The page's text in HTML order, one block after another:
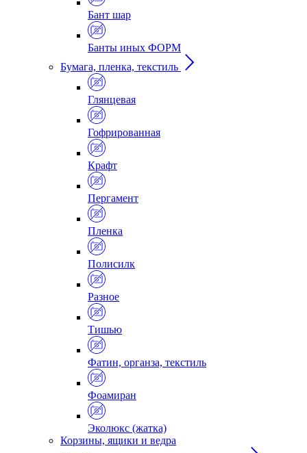
Бант шар
Банты иных ФОРМ
Бумага, пленка, текстиль
Глянцевая
Гофрированная
Крафт
Пергамент
Пленка
Полисилк
Разное
Тишью
Фатин, органза, текстиль
Фоамиран
Эколюкс (жатка)
Корзины, ящики и ведра